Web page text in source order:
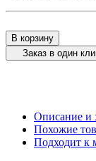
В корзину
Заказ в один
Описание и
Похожие
Подходит к